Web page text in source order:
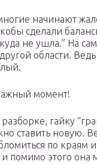
начинают
сделали
не ушла.” На
области.
момент!
гайку
ставить новую.
по краям
и помимо этого она